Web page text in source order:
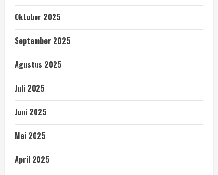
Oktober 2025
September 2025
Agustus 2025
Juli 2025
Juni 2025
Mei 2025
April 2025